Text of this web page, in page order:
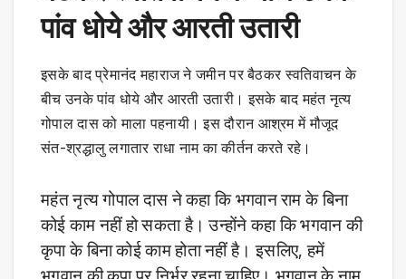
पांव धोये और आरती उतारी
इसके बाद प्रेमानंद महाराज ने जमीन पर बैठकर स्वतिवाचन के
बीच उनके पांव धोये और आरती उतारी। इसके बाद महंत नृत्य
गोपाल दास को माला पहनायी। इस दौरान आश्रम में मौजूद
संत-श्रद्धालु लगातार राधा नाम का कीर्तन करते रहे।
महंत नृत्य गोपाल दास ने कहा कि भगवान राम के बिना
कोई काम नहीं हो सकता है। उन्होंने कहा कि भगवान की
कृपा के बिना कोई काम होता नहीं है। इसलिए, हमें